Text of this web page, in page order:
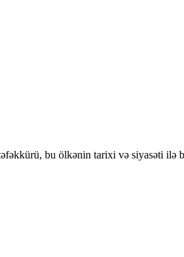
bu ölkənin tarixi və siyasəti ilə